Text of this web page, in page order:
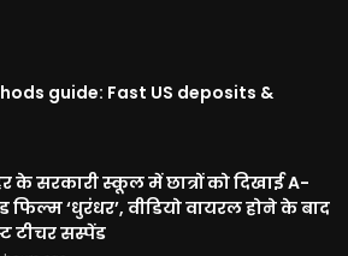
guide: Fast US deposits &
के सरकारी स्कूल में छात्रों को दिखाई A-
फिल्म ‘धुरंधर’, वीडियो वायरल होने के बाद
टीचर सस्पेंड